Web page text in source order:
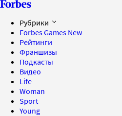
Рубрики
Forbes Games New
Рейтинги
Франшизы
Подкасты
Видео
Life
Woman
Sport
Young